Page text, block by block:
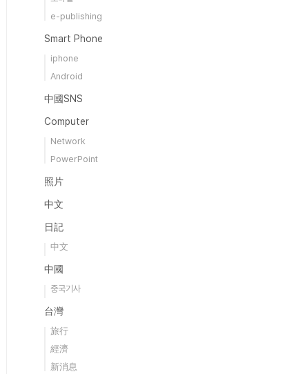
e-publishing
Smart Phone
iphone
Android
中國SNS
Computer
Network
PowerPoint
照片
中文
日記
中文
中國
중국기사
台灣
旅行
經濟
新消息